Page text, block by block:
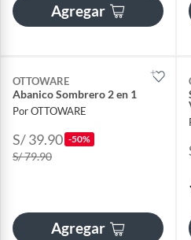
Agregar
OTTOWARE
Abanico Sombrero 2 en 1
Por OTTOWARE
S/ 39.90 -50%
S/ 79.90
Agregar